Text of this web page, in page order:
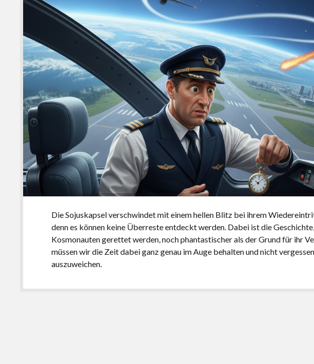
Die Sojuskapsel verschwindet mit einem hellen Blitz bei ihrem
denn es können keine Überreste entdeckt werden. Dabei ist die
Kosmonauten gerettet werden, noch phantastischer als der Grund für ihr
müssen wir die Zeit dabei ganz genau im Auge behalten und nicht
auszuweichen.